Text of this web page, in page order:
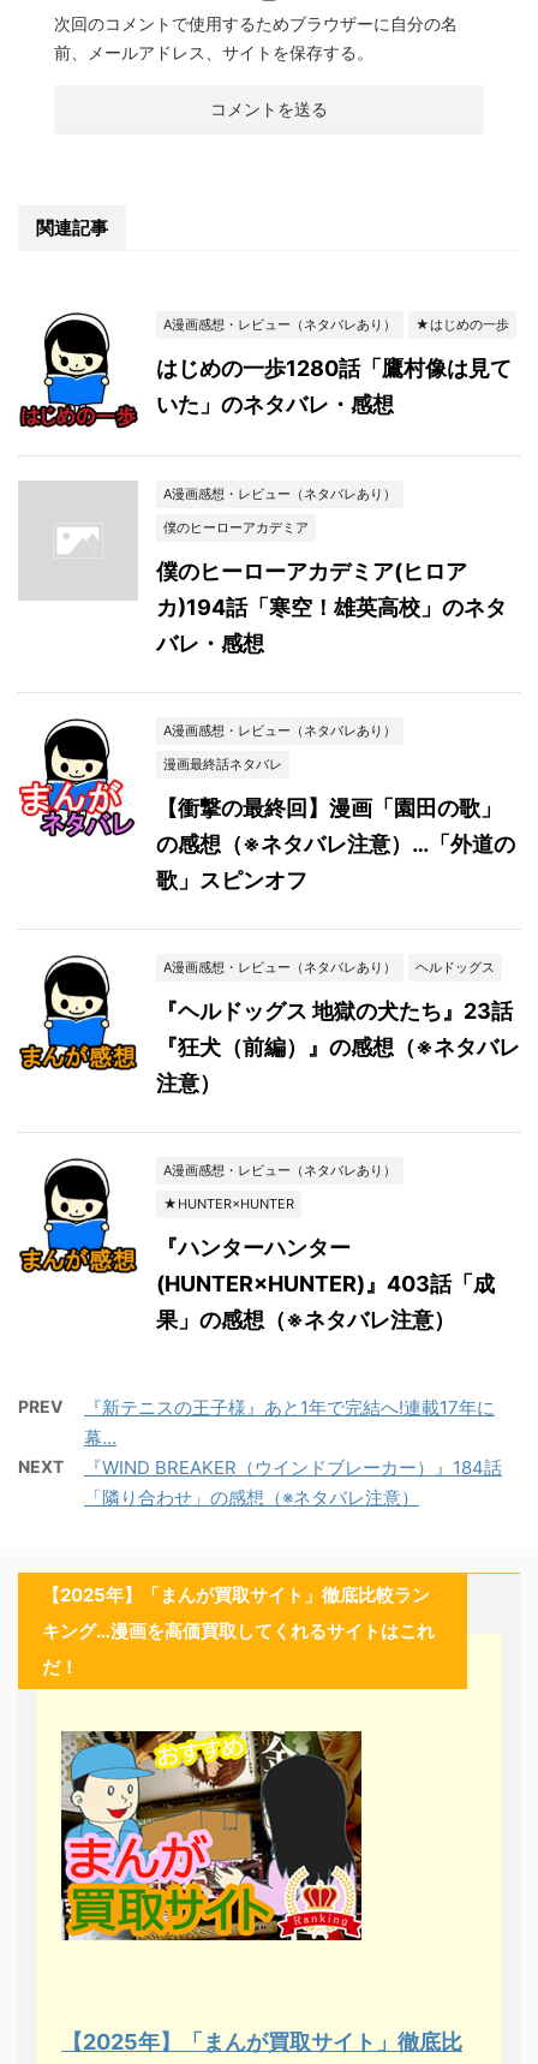
次回のコメントで使用するためブラウザーに自分の名
前、メールアドレス、サイトを保存する。
関連記事
A漫画感想・レビュー（ネタバレあり） ★はじめの一歩
はじめの一歩1280話「鷹村像は見て
いた」のネタバレ・感想
A漫画感想・レビュー（ネタバレあり）
僕のヒーローアカデミア
僕のヒーローアカデミア(ヒロア
カ)194話「寒空！雄英高校」のネタ
バレ・感想
A漫画感想・レビュー（ネタバレあり）
漫画最終話ネタバレ
【衝撃の最終回】漫画「園田の歌」
の感想（※ネタバレ注意）…「外道の
歌」スピンオフ
A漫画感想・レビュー（ネタバレあり） ヘルドッグス
『ヘルドッグス 地獄の犬たち』23話
『狂犬（前編）』の感想（※ネタバレ
注意）
A漫画感想・レビュー（ネタバレあり）
★HUNTER×HUNTER
『ハンターハンター
(HUNTER×HUNTER)』403話「成
果」の感想（※ネタバレ注意）
PREV
『新テニスの王子様』あと1年で完結へ!連載17年に
幕…
NEXT
『WIND BREAKER（ウインドブレーカー）』184話
「隣り合わせ」の感想（※ネタバレ注意）
【2025年】「まんが買取サイト」徹底比較ラン
キング…漫画を高価買取してくれるサイトはこれ
だ！
【2025年】「まんが買取サイト」徹底比